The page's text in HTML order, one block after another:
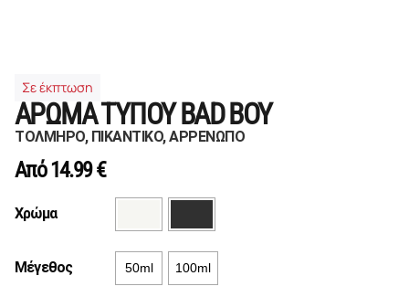
Σε έκπτωση
ΑΡΩΜΑ ΤΥΠΟΥ BAD BOY
ΤΟΛΜΗΡΟ, ΠΙΚΑΝΤΙΚΟ, ΑΡΡΕΝΩΠΟ
Από14.99€
Χρώμα
Μέγεθος 50ml 100ml